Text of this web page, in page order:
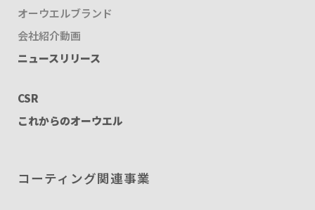
オーウエルブランド
会社紹介動画
ニュースリリース
CSR
これからのオーウエル
コーティング関連事業